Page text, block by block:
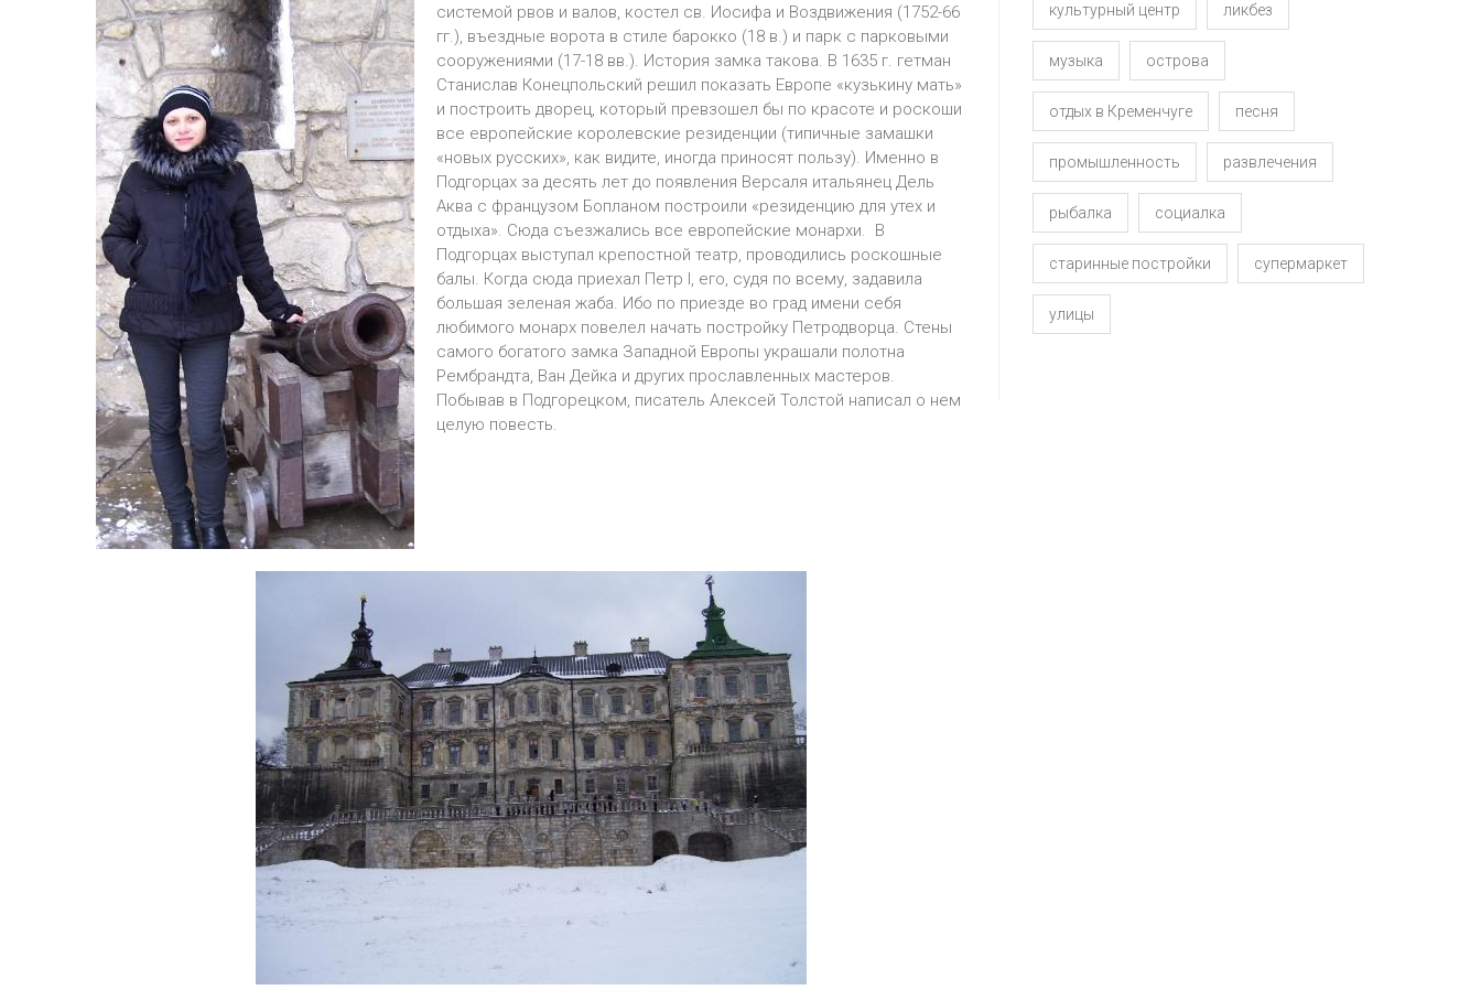
системой рвов и валов, костел св. Иосифа и Воздвижения (1752-66
гг.), въездные ворота в стиле барокко (18 в.) и парк с парковыми
сооружениями (17-18 вв.). История замка такова. В 1635 г. гетман
Станислав Конецпольский решил показать Европе «кузькину мать»
и построить дворец, который превзошел бы по красоте и роскоши
все европейские королевские резиденции (типичные замашки
«новых русских», как видите, иногда приносят пользу). Именно в
Подгорцах за десять лет до появления Версаля итальянец Дель
Аква с французом Бопланом построили «резиденцию для утех и
отдыха». Сюда съезжались все европейские монархи. В
Подгорцах выступал крепостной театр, проводились роскошные
балы. Когда сюда приехал Петр I, его, судя по всему, задавила
большая зеленая жаба. Ибо по приезде во град имени себя
любимого монарх повелел начать постройку Петродворца. Стены
самого богатого замка Западной Европы украшали полотна
Рембрандта, Ван Дейка и других прославленных мастеров.
Побывав в Подгорецком, писатель Алексей Толстой написал о нем
целую повесть.
культурный центр ликбез
музыка острова
отдых в Кременчуге песня
промышленность развлечения
рыбалка социалка
старинные постройки супермаркет
улицы